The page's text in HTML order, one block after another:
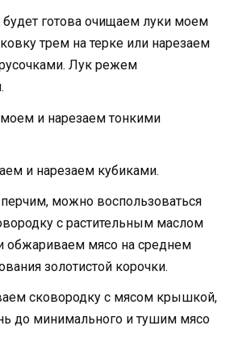
будет готова очищаем луки моем
трем на терке или нарезаем
Лук режем
и нарезаем тонкими
и нарезаем кубиками.
можно воспользоваться
с растительным маслом
обжариваем мясо на среднем
золотистой корочки.
сковородку с мясом крышкой,
до минимального и тушим мясо